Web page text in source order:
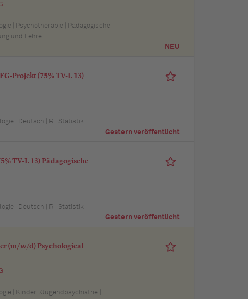
| Psychotherapie | Pädagogische
und Lehre
NEU
Projekt (75% TV-L 13)
| Deutsch | R | Statistik
Gestern veröffentlicht
TV-L 13) Pädagogische
| Deutsch | R | Statistik
Gestern veröffentlicht
(m/w/d) Psychological
| Kinder-/Jugendpsychiatrie |